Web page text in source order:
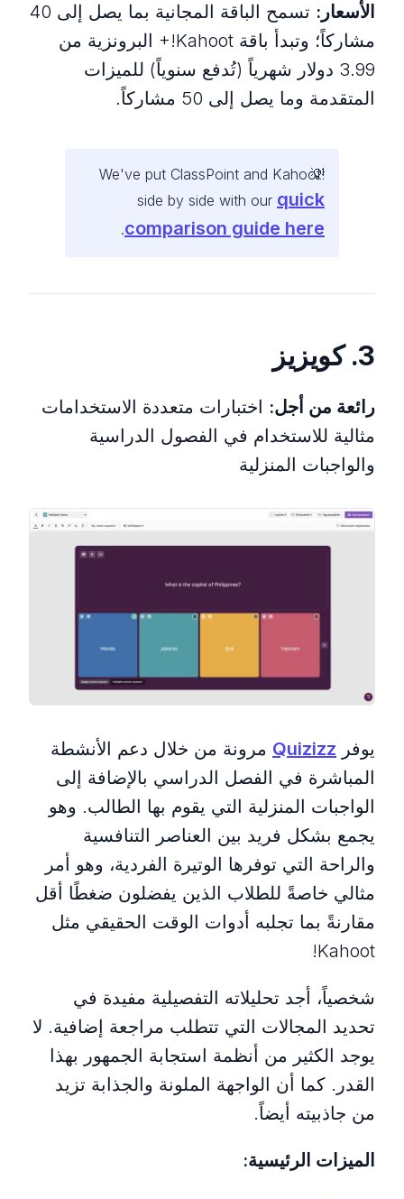
الأسعار:
تسمح الباقة المجانية بما يصل إلى 40
مشاركاً؛ وتبدأ باقة Kahoot!+ البرونزية من
3.99 دولار شهرياً (تُدفع سنوياً) للميزات
المتقدمة وما يصل إلى 50 مشاركاً.
We've put ClassPoint and Kahoot!
side by side with our quick
comparison guide here
.
3. كويزيز
رائعة من أجل: اختبارات متعددة الاستخدامات
مثالية للاستخدام في الفصول الدراسية
والواجبات المنزلية
يوفر Quizizz مرونة من خلال دعم الأنشطة
المباشرة في الفصل الدراسي بالإضافة إلى
الواجبات المنزلية التي يقوم بها الطالب. وهو
يجمع بشكل فريد بين العناصر التنافسية
والراحة التي توفرها الوتيرة الفردية، وهو أمر
مثالي خاصةً للطلاب الذين يفضلون ضغطًا أقل
مقارنةً بما تجلبه أدوات الوقت الحقيقي مثل
Kahoot!
شخصياً، أجد تحليلاته التفصيلية مفيدة في
تحديد المجالات التي تتطلب مراجعة إضافية. لا
يوجد الكثير من أنظمة استجابة الجمهور بهذا
القدر. كما أن الواجهة الملونة والجذابة تزيد
من جاذبيته أيضاً.
الميزات الرئيسية: